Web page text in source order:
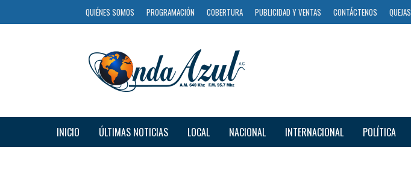
QUIÉNES SOMOS PROGRAMACIÓN COBERTURA PUBLICIDAD Y VENTAS CONTÁCTENOS QUEJAS
INICIO ÚLTIMAS NOTICIAS LOCAL NACIONAL INTERNACIONAL POLÍTICA